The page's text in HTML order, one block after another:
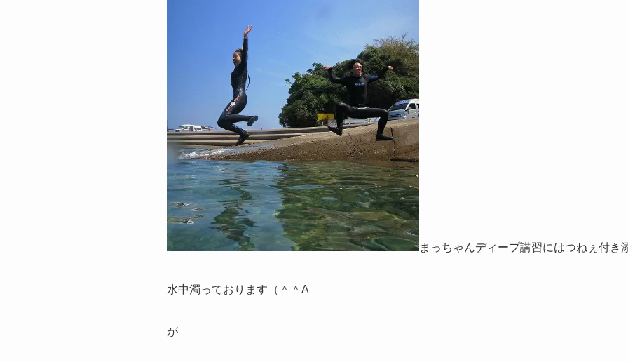
まっちゃんディープ講習にはつねぇ付き
水中濁っております（＾＾A
が